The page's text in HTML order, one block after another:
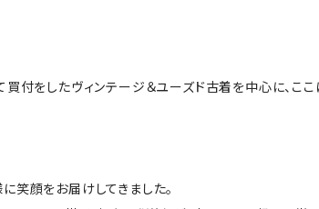
付をしたヴィンテージ＆ユーズド古着を中心に、こ
笑顔をお届けしてきました。